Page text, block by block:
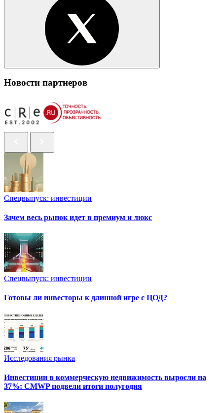
Новости партнеров
Спецвыпуск: инвестиции
Зачем весь рынок идет в премиум и люкс
Спецвыпуск: инвестиции
Готовы ли инвесторы к длинной игре с ЦОД?
Исследования рынка
Инвестиции в коммерческую недвижимость выросли на
37%: CMWP подвели итоги полугодия